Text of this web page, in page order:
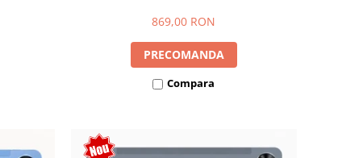
869,00 RON
PRECOMANDA
Compara